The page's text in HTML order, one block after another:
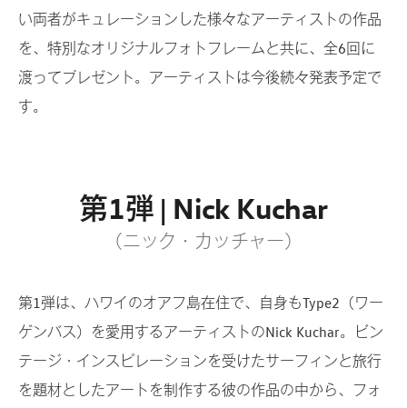
い両者がキュレーションした様々なアーティストの作品
を、特別なオリジナルフォトフレームと共に、全6回に
渡ってプレゼント。アーティストは今後続々発表予定で
す。
第1弾 | Nick Kuchar
（ニック・カッチャー）
第1弾は、ハワイのオアフ島在住で、自身もType2（ワー
ゲンバス）を愛用するアーティストのNick Kuchar。ビン
テージ・インスピレーションを受けたサーフィンと旅行
を題材としたアートを制作する彼の作品の中から、フォ